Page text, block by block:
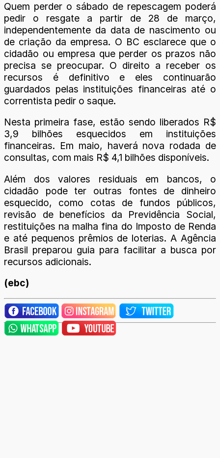
Quem perder o sábado de repescagem poderá
pedir o resgate a partir de 28 de março,
independentemente da data de nascimento ou
de criação da empresa. O BC esclarece que o
cidadão ou empresa que perder os prazos não
precisa se preocupar. O direito a receber os
recursos é definitivo e eles continuarão
guardados pelas instituições financeiras até o
correntista pedir o saque.
Nesta primeira fase, estão sendo liberados R$
3,9 bilhões esquecidos em instituições
financeiras. Em maio, haverá nova rodada de
consultas, com mais R$ 4,1 bilhões disponíveis.
Além dos valores residuais em bancos, o
cidadão pode ter outras fontes de dinheiro
esquecido, como cotas de fundos públicos,
revisão de benefícios da Previdência Social,
restituições na malha fina do Imposto de Renda
e até pequenos prêmios de loterias. A Agência
Brasil preparou guia para facilitar a busca por
recursos adicionais.
(ebc)